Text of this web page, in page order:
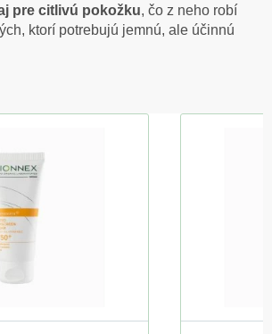
pre citlivú pokožku, čo z neho robí
ktorí potrebujú jemnú, ale účinnú